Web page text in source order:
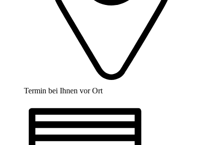
Termin bei Ihnen vor Ort